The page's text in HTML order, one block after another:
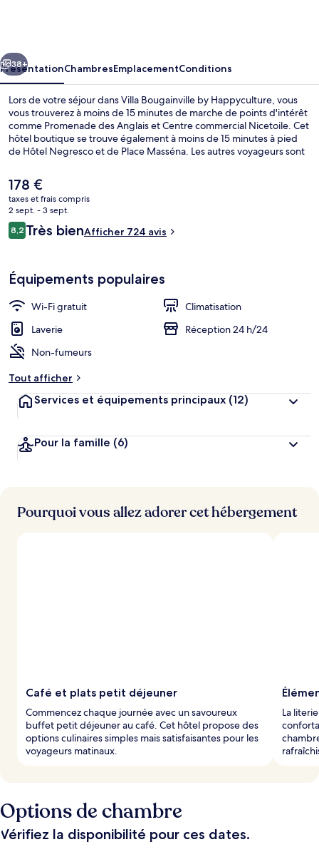
Suivant
38+
PrésentationChambresEmplacementConditions
Lors de votre séjour dans Villa Bougainville by Happyculture, vous
vous trouverez à moins de 15 minutes de marche de points d'intérêt
comme Promenade des Anglais et Centre commercial Nicetoile. Cet
hôtel boutique se trouve également à moins de 15 minutes à pied
de Hôtel Negresco et de Place Masséna. Les autres voyageurs sont
L'hébergement se situe à une très courte distance à pied des
transports publics : Station de tramway Gare Thiers se trouve à 8
min et Station de tramway Alsace-Lorraine, à 8 min.
Le
prix
actuel
est
de
178 €
taxes et frais compris
2 sept. - 3 sept.
Avis
voyageurs
8,28,2 sur 10
Très bienAfficher 724 avis
Équipements populaires
Wi-Fi gratuit
Climatisation
Laverie
Réception 24 h/24
Non-fumeurs
Tout afficher
Services et équipements principaux (12)
Pour la famille (6)
Pourquoi vous allez adorer cet hébergement
Café et plats petit déjeuner
Commencez chaque journée avec un savoureux
buffet petit déjeuner au café. Cet hôtel propose des
options culinaires simples mais satisfaisantes pour les
voyageurs matinaux.
La
Options de chambre
Vérifiez la disponibilité pour ces dates.